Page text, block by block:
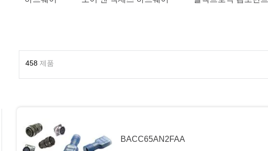
458 제품
BACC65AN2FAA